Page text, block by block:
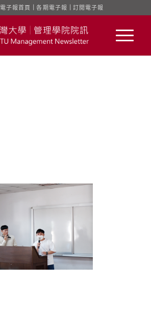
電子報首頁 ｜各期電子報 訂閱電子報